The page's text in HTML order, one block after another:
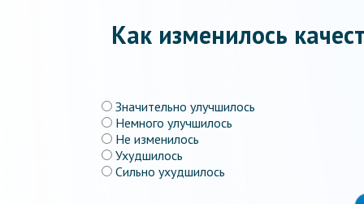
Как изменилось
Значительно улучшилось
Немного улучшилось
Не изменилось
Ухудшилось
Сильно ухудшилось